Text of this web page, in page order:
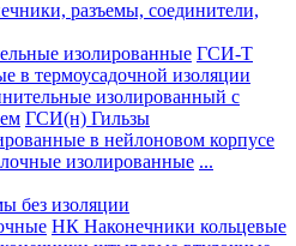
разъемы, соединители,
изолированные ГСИ-Т
в термоусадочной изоляции
изолированный с
ГСИ(н) Гильзы
в нейлоновом корпусе
изолированные ...
без изоляции
НК Наконечники кольцевые